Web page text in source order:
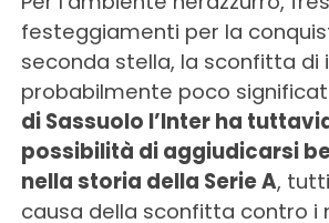
festeggiamenti per la
seconda stella, la sconfitta di
probabilmente poco
di Sassuolo l’Inter ha
possibilità di aggiudicarsi
nella storia della Serie A,
causa della sconfitta contro i